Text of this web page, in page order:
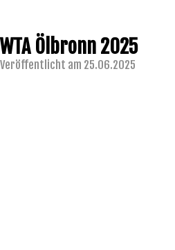
WTA Ölbronn 2025
Veröffentlicht am 25.06.2025